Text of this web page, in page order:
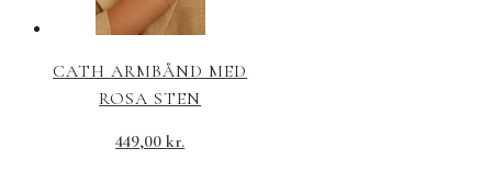
CATH ARMBÅND MED
ROSA STEN
449,00kr.